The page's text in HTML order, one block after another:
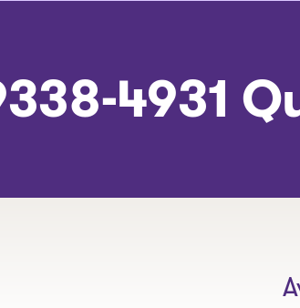
4931